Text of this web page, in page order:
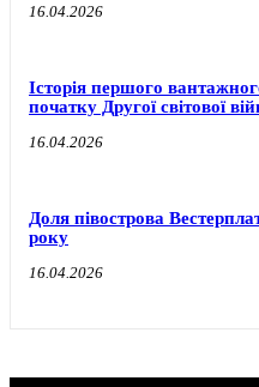
16.04.2026
Історія першого
початку Другої світової
16.04.2026
Доля півострова
року
16.04.2026